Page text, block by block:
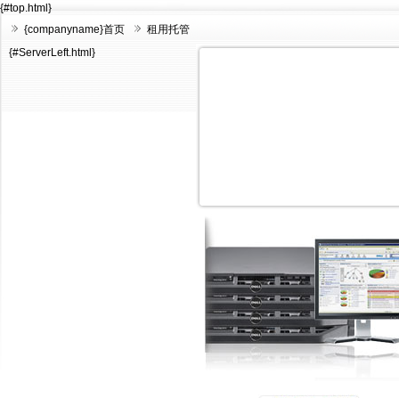
{#top.html}
{companyname}首页
租用托管
{#ServerLeft.html}